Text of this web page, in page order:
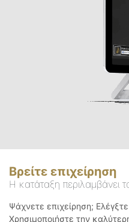
Βρείτε επιχείρηση
Η κατάταξη περιλαμβάνει
Ψάχνετε επιχείρηση;
Χρησιμοποιήστε την